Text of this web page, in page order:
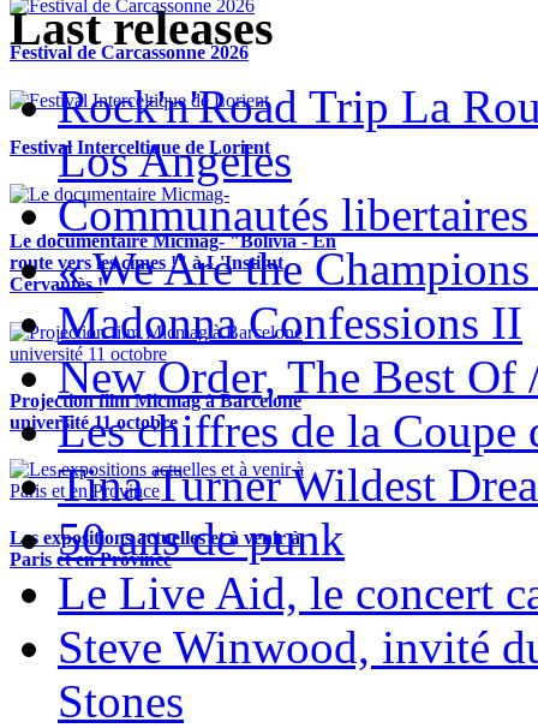
Festival de Carcassonne 2026
Festival Interceltique de Lorient
Le documentaire Micmag- "Bolivia - En
route vers les cimes !" à L'Institut
Cervantès !
Projection film Micmag à Barcelone
université 11 octobre
Les expositions actuelles et à venir à
Paris et en Province
Last releases
Rock'n'Road Trip La
Los Angeles
Communautés libertaires
« We Are the
Madonna Confessions II
New Order, The Best Of
Les chiffres de la Coupe
Tina Turner Wildest
50 ans de punk
Le Live Aid, le concert
Steve Winwood, invité
Stones